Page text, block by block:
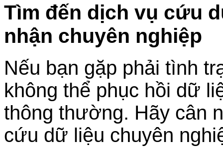
Tìm đến dịch vụ cứu
nhận chuyên nghiệp
Nếu bạn gặp phải tình
không thể phục hồi dữ
thông thường. Hãy cân
cứu dữ liệu chuyên